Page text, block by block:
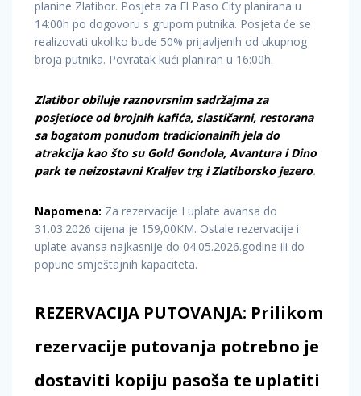
planine Zlatibor. Posjeta za El Paso City planirana u
14:00h po dogovoru s grupom putnika. Posjeta će se
realizovati ukoliko bude 50% prijavljenih od ukupnog
broja putnika. Povratak kući planiran u 16:00h.
Zlatibor obiluje raznovrsnim sadržajma za
posjetioce od brojnih kafića, slastičarni, restorana
sa bogatom ponudom tradicionalnih jela do
atrakcija kao što su Gold Gondola, Avantura i Dino
park te neizostavni Kraljev trg i Zlatiborsko jezero.
Napomena: Za rezervacije I uplate avansa do
31.03.2026 cijena je 159,00KM. Ostale rezervacije i
uplate avansa najkasnije do 04.05.2026.godine ili do
popune smještajnih kapaciteta.
REZERVACIJA PUTOVANJA: Prilikom
rezervacije putovanja potrebno je
dostaviti kopiju pasoša te uplatiti